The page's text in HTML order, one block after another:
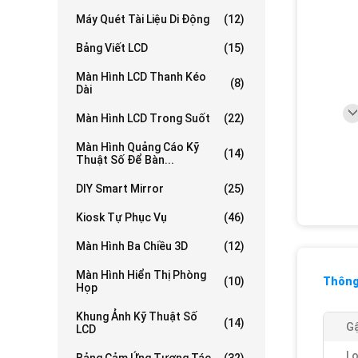
Máy Quét Tài Liệu Di Động (12)
Bảng Viết LCD (15)
Màn Hình LCD Thanh Kéo
Dài
(8)
Màn Hình LCD Trong Suốt (22)
Màn Hình Quảng Cáo Kỹ
Thuật Số Để Bàn...
(14)
DIY Smart Mirror (25)
Kiosk Tự Phục Vụ (46)
Màn Hình Ba Chiều 3D (12)
Màn Hình Hiển Thị Phòng
Họp
(10)
Khung Ảnh Kỹ Thuật Số
LCD
(14)